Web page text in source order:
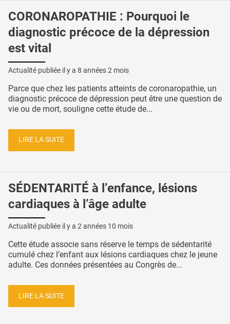
CORONAROPATHIE : Pourquoi le
diagnostic précoce de la dépression
est vital
Actualité publiée il y a 8 années 2 mois
Parce que chez les patients atteints de coronaropathie, un
diagnostic précoce de dépression peut être une question de
vie ou de mort, souligne cette étude de...
LIRE LA SUITE
SÉDENTARITÉ à l’enfance, lésions
cardiaques à l’âge adulte
Actualité publiée il y a 2 années 10 mois
Cette étude associe sans réserve le temps de sédentarité
cumulé chez l’enfant aux lésions cardiaques chez le jeune
adulte. Ces données présentées au Congrès de...
LIRE LA SUITE